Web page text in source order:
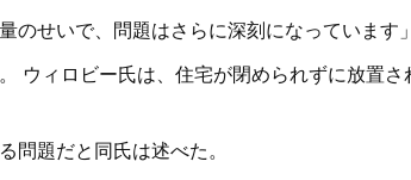
のせいで、問題はさらに深刻になっています
ウィロビー氏は、住宅が閉められずに放置
問題だと同氏は述べた。